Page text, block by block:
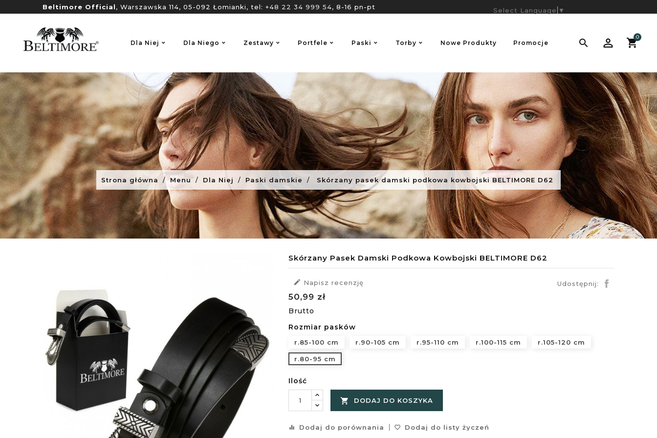
Beltimore Official, Warszawska 114, 05-092 Łomianki, tel: +48 22 34 999 54, 8-16 pn-pt
0

Dla Niej Dla Niego Zestawy Portfele Paski Torby Nowe Produkty Promocje
Select Language ▼
Strona główna Menu Dla Niej Paski damskie Skórzany pasek damski podkowa kowbojski BELTIMORE D62
Skórzany Pasek Damski Podkowa Kowbojski BELTIMORE D62
 Napisz recenzję Udostępnij:
50,99 zł
Brutto
Rozmiar pasków
r.85-100 cm r.90-105 cm r.95-110 cm r.100-115 cm r.105-120 cm
r.80-95 cm
Ilość
 DODAJ DO KOSZYKA
equalizer Dodaj do porównania favorite_border Dodaj do listy życzeń